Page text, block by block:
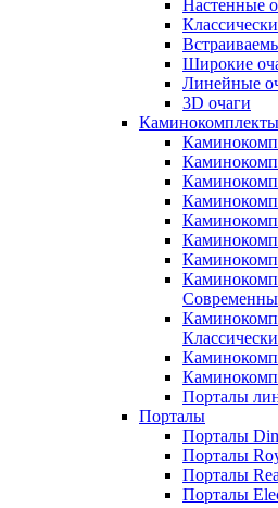
Настенные
Широкие
Линейные
3D очаги
Каминокомплекты
Порталы
Порталы
Порталы
Порталы
Порталы
Порталы